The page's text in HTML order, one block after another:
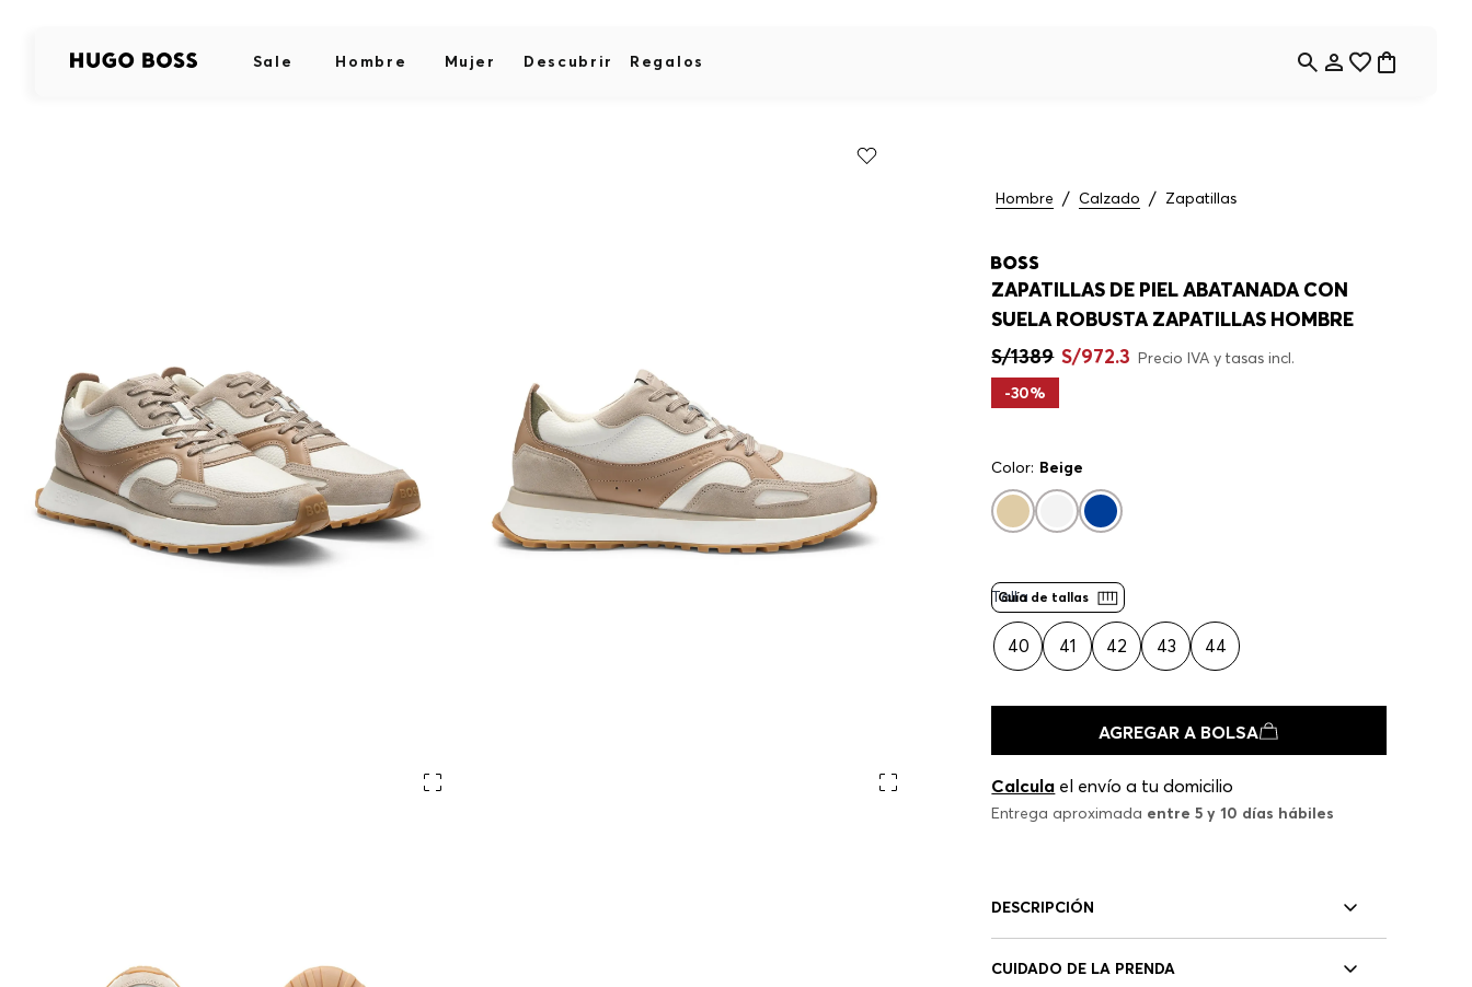
Sale Hombre Mujer Descubrir Regalos
Hombre Calzado Zapatillas
ZAPATILLAS DE PIEL ABATANADA CON
SUELA ROBUSTA ZAPATILLAS HOMBRE
S/1389 S/972.3 Precio IVA y tasas incl.
-30%
Color: Beige
Guía de tallas
Talla
40 41 42 43 44
AGREGAR A BOLSA
Calcula el envío a tu domicilio
Entrega aproximada entre 5 y 10 días hábiles
DESCRIPCIÓN
CUIDADO DE LA PRENDA